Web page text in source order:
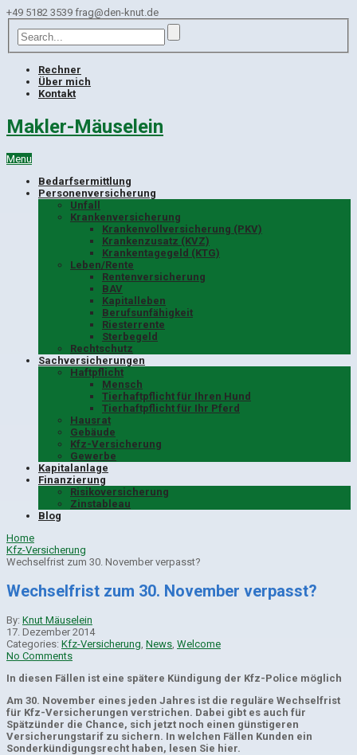
+49 5182 3539 frag@den-knut.de
Rechner
Über mich
Kontakt
Makler-Mäuselein
Menu
Bedarfsermittlung
Personenversicherung
Unfall
Krankenversicherung
Krankenvollversicherung (PKV)
Krankenzusatz (KVZ)
Krankentagegeld (KTG)
Leben/Rente
Rentenversicherung
BAV
Kapitalleben
Berufsunfähigkeit
Riesterrente
Sterbegeld
Rechtschutz
Sachversicherungen
Haftpflicht
Mensch
Tierhaftpflicht für Ihren Hund
Tierhaftpflicht für Ihr Pferd
Hausrat
Gebäude
Kfz-Versicherung
Gewerbe
Kapitalanlage
Finanzierung
Risikoversicherung
Zinstableau
Blog
Home
Kfz-Versicherung
Wechselfrist zum 30. November verpasst?
Wechselfrist zum 30. November verpasst?
By: Knut Mäuselein
17. Dezember 2014
Categories: Kfz-Versicherung News Welcome
No Comments
In diesen Fällen ist eine spätere Kündigung der Kfz-Police möglich
Am 30. November eines jeden Jahres ist die reguläre Wechselfrist
für Kfz-Versicherungen verstrichen. Dabei gibt es auch für
Spätzünder die Chance, sich jetzt noch einen günstigeren
Versicherungstarif zu sichern. In welchen Fällen Kunden ein
Sonderkündigungsrecht haben, lesen Sie hier.